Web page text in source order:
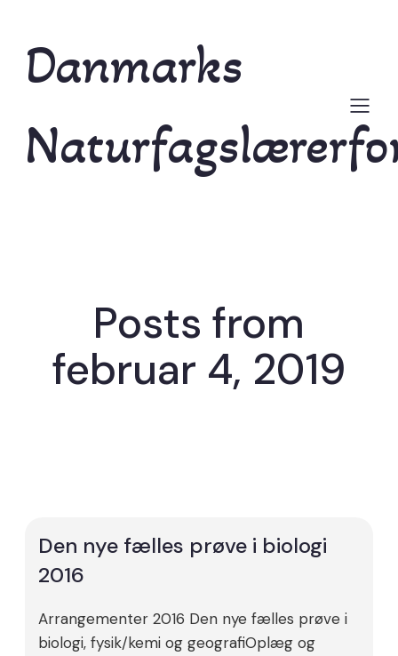
Danmarks
Posts from
februar 4, 2019
Den nye fælles prøve i biologi
2016
Arrangementer 2016 Den nye fælles prøve i
biologi, fysik/kemi og geografiOplæg og